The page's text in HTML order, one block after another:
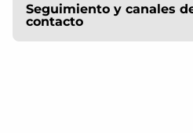
Seguimiento y canales
contacto